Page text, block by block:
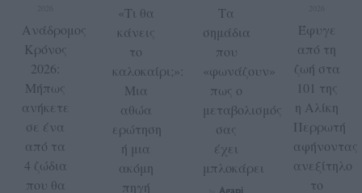
Ανάδρομος
Κρόνος
2026:
Μήπως
ανήκετε
σε ένα
από τα
4 ζώδια
που θα
«Τι θα
κάνεις
το
καλοκαίρι;»:
Μια
αθώα
ερώτηση
ή μια
ακόμη
πηγή
Τα
σημάδια
που
«φωνάζουν»
πως ο
μεταβολισμός
σας
έχει
μπλοκάρει
Agapi
Έφυγε
από τη
ζωή στα
101 της
η Αλίκη
Περρωτή
αφήνοντας
ανεξίτηλο
το